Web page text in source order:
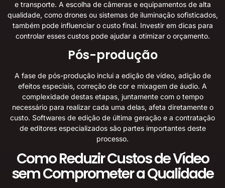
e transporte. A escolha de câmeras e equipamentos de alta
qualidade, como drones ou sistemas de iluminação sofisticados,
também pode influenciar o custo final. Investir em dicas para
controlar esses custospode ajudar a otimizar o orçamento.
Pós-produção
A fase de pós-produção inclui a edição de vídeo, adição de
efeitos especiais, correção de cor e mixagem de áudio. A
complexidade destas etapas, juntamente com o tempo
necessário para realizar cada uma delas, afeta diretamente o
custo. Softwares de edição de última geração e a contratação
de editores especializados são partes importantes deste
processo.
Como Reduzir Custos de Vídeo
sem Comprometer a Qualidade